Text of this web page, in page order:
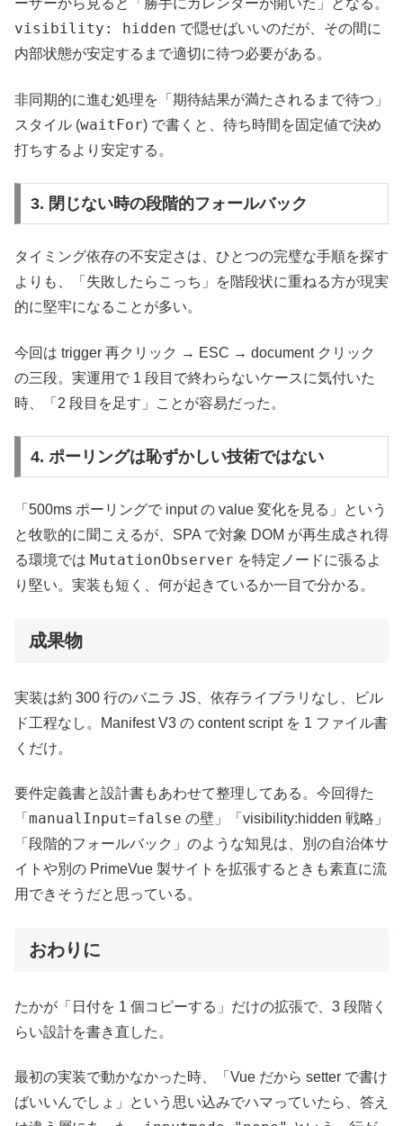
ーザーから見ると「勝手にカレンダーが開いた」となる。
visibility: hidden で隠せばいいのだが、その間に
内部状態が安定するまで適切に待つ必要がある。
非同期的に進む処理を「期待結果が満たされるまで待つ」
スタイル (waitFor) で書くと、待ち時間を固定値で決め
打ちするより安定する。
3. 閉じない時の段階的フォールバック
タイミング依存の不安定さは、ひとつの完璧な手順を探す
よりも、「失敗したらこっち」を階段状に重ねる方が現実
的に堅牢になることが多い。
今回は trigger 再クリック → ESC → document クリック
の三段。実運用で 1 段目で終わらないケースに気付いた
時、「2 段目を足す」ことが容易だった。
4. ポーリングは恥ずかしい技術ではない
「500ms ポーリングで input の value 変化を見る」という
と牧歌的に聞こえるが、SPA で対象 DOM が再生成され得
る環境では MutationObserver を特定ノードに張るよ
り堅い。実装も短く、何が起きているか一目で分かる。
成果物
実装は約 300 行のバニラ JS、依存ライブラリなし、ビル
ド工程なし。Manifest V3 の content script を 1 ファイル書
くだけ。
要件定義書と設計書もあわせて整理してある。今回得た
「 manualInput=false の壁」「visibility:hidden 戦略」
「段階的フォールバック」のような知見は、別の自治体サ
イトや別の PrimeVue 製サイトを拡張するときも素直に流
用できそうだと思っている。
おわりに
たかが「日付を 1 個コピーする」だけの拡張で、3 段階く
らい設計を書き直した。
最初の実装で動かなかった時、「Vue だから setter で書け
ばいいんでしょ」という思い込みでハマっていたら、答え